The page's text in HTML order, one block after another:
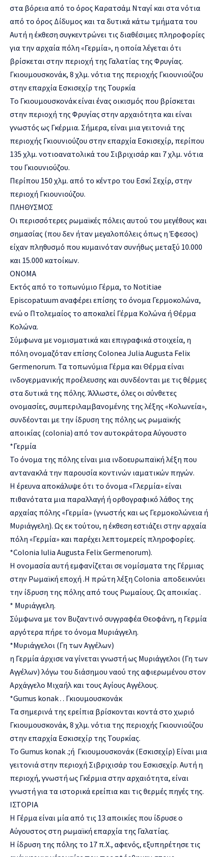
στα βόρεια από το όρος Καρατσάμ Νταγί και στα νότια
από το όρος Δίδυμος και τα δυτικά κάτω τμήματα του
Αυτή η έκθεση συγκεντρώνει τις διαθέσιμες πληροφορίες
για την αρχαία πόλη «Γερμία», η οποία λέγεται ότι
βρίσκεται στην περιοχή της Γαλατίας της Φρυγίας.
Γκιουμουσκονάκ, 8 χλμ. νότια της περιοχής Γκιουνιούζου
στην επαρχία Εσκισεχίρ της Τουρκία
Το Γκιουμουσκονάκ είναι ένας οικισμός που βρίσκεται
στην περιοχή της Φρυγίας στην αρχαιότητα και είναι
γνωστός ως Γκέρμια. Σήμερα, είναι μια γειτονιά της
περιοχής Γκιουνιούζου στην επαρχία Εσκισεχίρ, περίπου
135 χλμ. νοτιοανατολικά του Σιβριχισάρ και 7 χλμ. νότια
του Γκιουνιούζου.
Περίπου 150 χλμ. από το κέντρο του Εσκί Σεχίρ, στην
περιοχή Γκιουνιούζου.
ΠΛΗΘΥΣΜΟΣ
Οι περισσότερες ρωμαϊκές πόλεις αυτού του μεγέθους και
σημασίας (που δεν ήταν μεγαλοπόλεις όπως η Έφεσος)
είχαν πληθυσμό που κυμαινόταν συνήθως μεταξύ 10.000
και 15.000 κατοίκων.
ONOMA
Εκτός από το τοπωνύμιο Γέρμα, το Notitiae
Episcopatuum αναφέρει επίσης το όνομα Γερμοκολώνα,
ενώ ο Πτολεμαίος το αποκαλεί Γέρμα Κολώνα ή Θέρμα
Κολώνα.
Σύμφωνα με νομισματικά και επιγραφικά στοιχεία, η
πόλη ονομαζόταν επίσης Colonea Julia Augusta Felix
Germenorum. Τα τοπωνύμια Γέρμα και Θέρμα είναι
ινδογερμανικής προέλευσης και συνδέονται με τις θέρμες
στα δυτικά της πόλης. Άλλωστε, όλες οι σύνθετες
ονομασίες, συμπεριλαμβανομένης της λέξης «Κολωνεία»,
συνδέονται με την ίδρυση της πόλης ως ρωμαϊκής
αποικίας (colonia) από τον αυτοκράτορα Αύγουστο
*Γερμία
Το όνομα της πόλης είναι μια ινδοευρωπαϊκή λέξη που
αντανακλά την παρουσία κοντινών ιαματικών πηγών.
Η έρευνα αποκάλυψε ότι το όνομα «Γλερμία» είναι
πιθανότατα μια παραλλαγή ή ορθογραφικό λάθος της
αρχαίας πόλης «Γερμία» (γνωστής και ως Γερμοκολώνεια ή
Μυριάγγελη). Ως εκ τούτου, η έκθεση εστιάζει στην αρχαία
πόλη «Γερμία» και παρέχει λεπτομερείς πληροφορίες.
*Colonia Iulia Augusta Felix Germenorum).
Η ονομασία αυτή εμφανίζεται σε νομίσματα της Γέρμιας
στην Ρωμαϊκή εποχή .Η πρώτη λέξη Colonia αποδεικνύει
την ίδρυση της πόλης από τους Ρωμαίους. Ως αποικίας .
* Μυριάγγελη.
Σύμφωνα με τον Βυζαντινό συγγραφέα Θεοφάνη, η Γερμία
αργότερα πήρε το όνομα Μυριάγγελη.
*Μυριάγγελοι (Γη των Αγγέλων)
η Γερμία άρχισε να γίνεται γνωστή ως Μυριάγγελοι (Γη των
Αγγέλων) λόγω του διάσημου ναού της αφιερωμένου στον
Αρχάγγελο Μιχαήλ και τους Αγίους Αγγέλους.
*Gumus konak . . Γκιουμουσκονάκ
Τα σημερινά της ερείπια βρίσκονται κοντά στο χωριό
Γκιουμουσκονάκ, 8 χλμ. νότια της περιοχής Γκιουνιούζου
στην επαρχία Εσκισεχίρ της Τουρκίας.
To Gumus konak .;ή Γκιουμουσκονάκ (Εσκισεχίρ) Είναι μια
γειτονιά στην περιοχή Σιβριχισάρ του Εσκισεχίρ. Αυτή η
περιοχή, γνωστή ως Γκέρμια στην αρχαιότητα, είναι
γνωστή για τα ιστορικά ερείπια και τις θερμές πηγές της.
ΙΣΤΟΡΙΑ
Η Γέρμα είναι μία από τις 13 αποικίες που ίδρυσε ο
Αύγουστος στη ρωμαϊκή επαρχία της Γαλατίας.
Η ίδρυση της πόλης το 17 π.Χ., αφενός, εξυπηρέτησε τις